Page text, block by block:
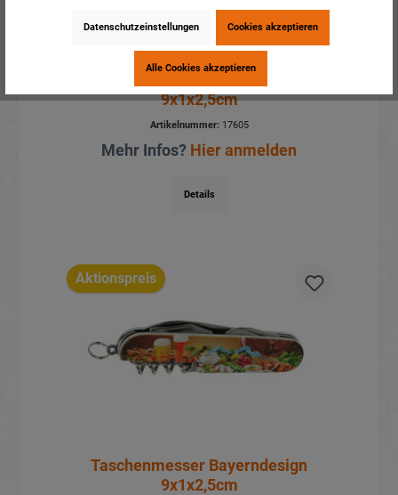
9x1x2,5cm
Artikelnummer:17605
Mehr Infos? Hier anmelden
Details
Aktionspreis
Taschenmesser Bayerndesign
9x1x2,5cm
Datenschutzeinstellungen Cookies akzeptieren
Alle Cookies akzeptieren